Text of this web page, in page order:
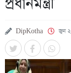
DipKotha জুন